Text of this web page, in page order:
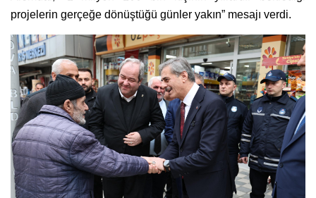
projelerin gerçeğe dönüştüğü günler yakın” mesajı verdi.